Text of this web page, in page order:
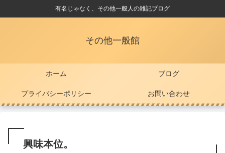
有名じゃなく、その他一般人の雑記ブログ
その他一般館
ホーム ブログ
プライバシーポリシー お問い合わせ
興味本位。